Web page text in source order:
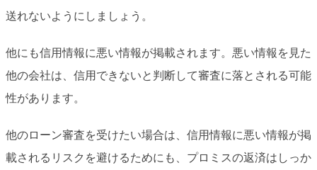
送れないようにしましょう。
他にも信用情報に悪い情報が掲載されます。悪い情報を見た
他の会社は、信用できないと判断して審査に落とされる可能
性があります。
他のローン審査を受けたい場合は、信用情報に悪い情報が掲
載されるリスクを避けるためにも、プロミスの返済はしっか